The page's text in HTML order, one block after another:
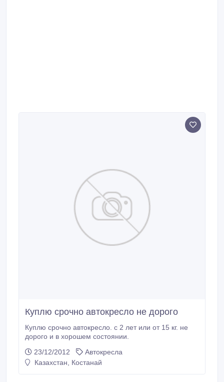
Куплю срочно автокресло не дорого
Куплю срочно автокресло. с 2 лет или от 15 кг. не
дорого и в хорошем состоянии.
23/12/2012
Автокресла
Казахстан, Костанай